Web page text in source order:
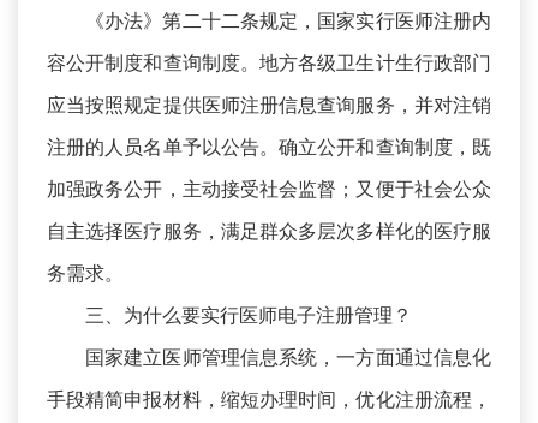
《办法》第二十二条规定，国家实行医师注册内
容公开制度和查询制度。地方各级卫生计生行政部门
应当按照规定提供医师注册信息查询服务，并对注销
注册的人员名单予以公告。确立公开和查询制度，既
加强政务公开，主动接受社会监督；又便于社会公众
自主选择医疗服务，满足群众多层次多样化的医疗服
务需求。
三、为什么要实行医师电子注册管理？
国家建立医师管理信息系统，一方面通过信息化
手段精简申报材料，缩短办理时间，优化注册流程，